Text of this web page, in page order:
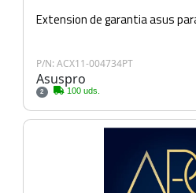
Extension de garantia asus
P/N: ACX11-004734PT
Asuspro
2 100 uds.